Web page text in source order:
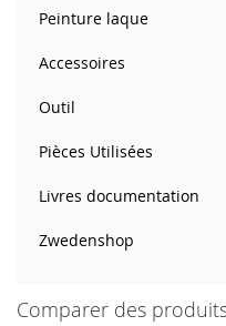
Peinture laque
Accessoires
Outil
Pièces Utilisées
Livres documentation
Zwedenshop
Comparer des